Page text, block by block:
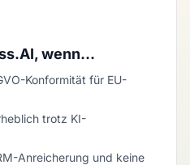
wenn…
Konformität für EU-
trotz KI-
Anreicherung und keine